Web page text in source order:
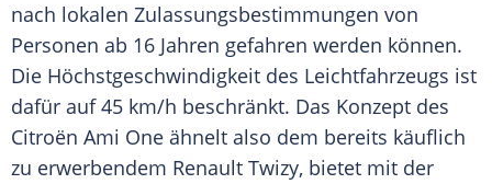
nach lokalen Zulassungsbestimmungen von
Personen ab 16 Jahren gefahren werden können.
Die Höchstgeschwindigkeit des Leichtfahrzeugs ist
dafür auf 45 km/h beschränkt. Das Konzept des
Citroën Ami One ähnelt also dem bereits käuflich
zu erwerbendem Renault Twizy, bietet mit der